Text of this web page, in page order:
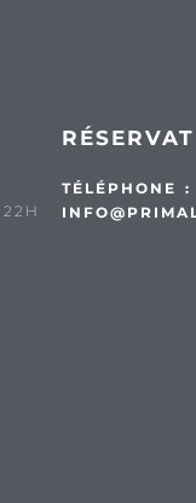
TÉLÉPHONE